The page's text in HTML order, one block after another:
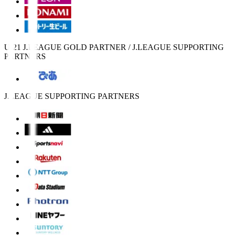
U-21 J.LEAGUE GOLD PARTNER / J.LEAGUE SUPPORTING
PARTNERS
J.LEAGUE SUPPORTING PARTNERS